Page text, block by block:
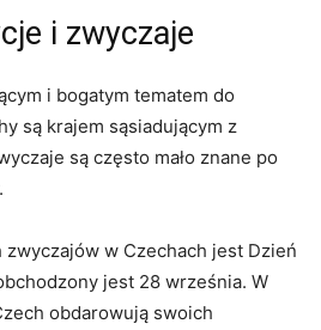
i zwyczaje
i bogatym tematem do
są krajem sąsiadującym z‌
są często mało znane po
w Czechach jest ‌Dzień⁤
⁢jest⁢ 28 ‌września. W
obdarowują swoich⁣